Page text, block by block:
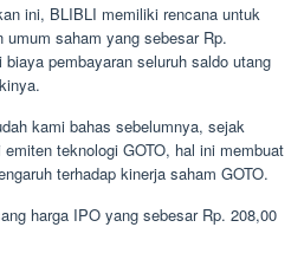
ini, BLIBLI memiliki rencana untuk
umum saham yang sebesar Rp.
pembayaran seluruh saldo utang
kami bahas sebelumnya, sejak
teknologi GOTO, hal ini membuat
terhadap kinerja saham GOTO.
harga IPO yang sebesar Rp. 208,00